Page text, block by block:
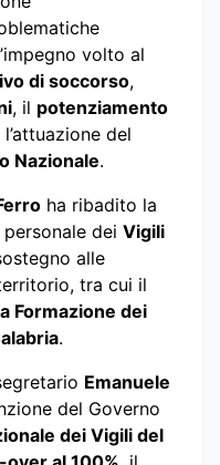
volto al
di soccorso,
, il potenziamento
l’attuazione del
Nazionale.
ha ribadito la
dei Vigili
alle
tra cui il
Formazione dei
.
Emanuele
del Governo
dei Vigili del